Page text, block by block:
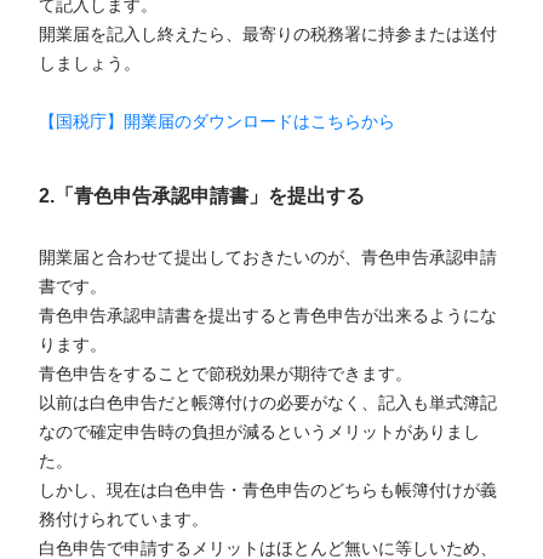
て記入します。
開業届を記入し終えたら、最寄りの税務署に持参または送付
しましょう。
【国税庁】開業届のダウンロードはこちらから
2.「青色申告承認申請書」を提出する
開業届と合わせて提出しておきたいのが、青色申告承認申請
書です。
青色申告承認申請書を提出すると青色申告が出来るようにな
ります。
青色申告をすることで節税効果が期待できます。
以前は白色申告だと帳簿付けの必要がなく、記入も単式簿記
なので確定申告時の負担が減るというメリットがありまし
た。
しかし、現在は白色申告・青色申告のどちらも帳簿付けが義
務付けられています。
白色申告で申請するメリットはほとんど無いに等しいため、